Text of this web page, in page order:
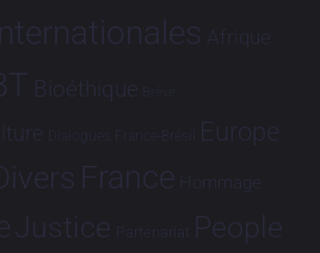
Afrique
Bioéthique Brève
Dialogues France-Brésil Europe
France Hommage
Justice Partenariat People